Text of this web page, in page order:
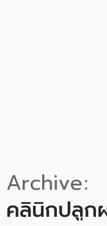
Archive
คลินิกปลูก